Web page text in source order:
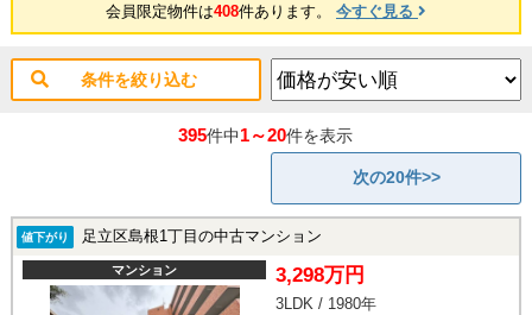
会員限定物件は408件あります。 今すぐ見る
条件を絞り込む
395件中1～20件を表示
次の20件>>
値下がり 足立区島根1丁目の中古マンション
マンション 3,298万円
3LDK / 1980年